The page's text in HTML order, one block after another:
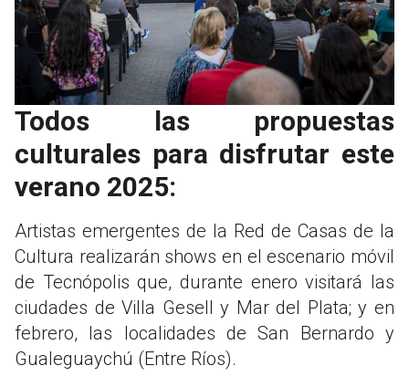
Todos las propuestas
culturales para disfrutar este
verano 2025:
Artistas emergentes de la Red de Casas de la
Cultura realizarán shows en el escenario móvil
de Tecnópolis que, durante enero visitará las
ciudades de Villa Gesell y Mar del Plata; y en
febrero, las localidades de San Bernardo y
Gualeguaychú (Entre Ríos).